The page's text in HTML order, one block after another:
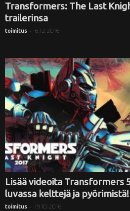
Transformers: The Last
trailerinsa
toimitus - 6.12.2016
Lisää videoita Transformers
luvassa kelttejä ja pyörimistä!
toimitus - 19.10.2016